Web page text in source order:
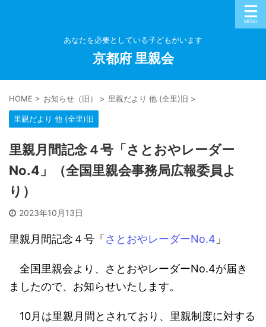
あなたを必要としている子どもがいます
京都府 里親会
HOME > お知らせ（旧） > 里親だより 他 (全里)旧 >
里親だより 他 (全里)旧
里親月間記念４号「さとおやレーダー
No.4」（全国里親会事務局広報委員よ
り）
2023年10月13日
里親月間記念４号「 さとおやレーダーNo.4 」
全国里親会より、さとおやレーダーNo.4が届き
ましたので、お知らせいたします。
10月は里親月間とされており、里親制度に対する